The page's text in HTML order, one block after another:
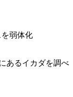
弱体化
あるイカダを調べ